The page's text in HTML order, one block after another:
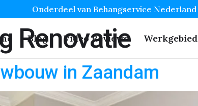
Onderdeel van Behangservice Nederland
Blog Video Reviews Werkgebied
Renovatie
in Zaandam